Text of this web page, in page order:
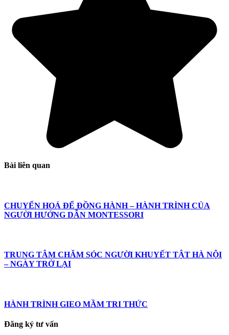
Bài liên quan
CHUYỂN HOÁ ĐỂ ĐỒNG HÀNH – HÀNH TRÌNH CỦA
NGƯỜI HƯỚNG DẪN MONTESSORI
TRUNG TÂM CHĂM SÓC NGƯỜI KHUYẾT TẬT HÀ NỘI
– NGÀY TRỞ LẠI
HÀNH TRÌNH GIEO MẦM TRI THỨC
Đăng ký tư vấn